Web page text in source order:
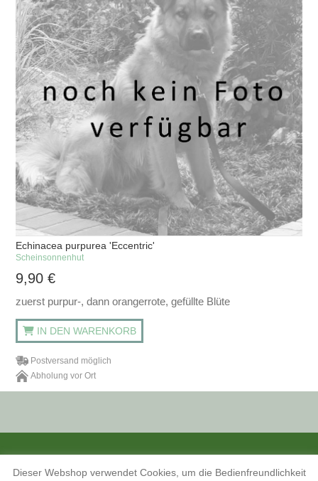
Echinacea purpurea 'Eccentric'
Scheinsonnenhut
9,90€
zuerst purpur-, dann orangerrote, gefüllte Blüte
IN DEN WARENKORB
Postversand möglich
Abholung vor Ort
Dieser Webshop verwendet Cookies, um die Bedienfreundlichkeit